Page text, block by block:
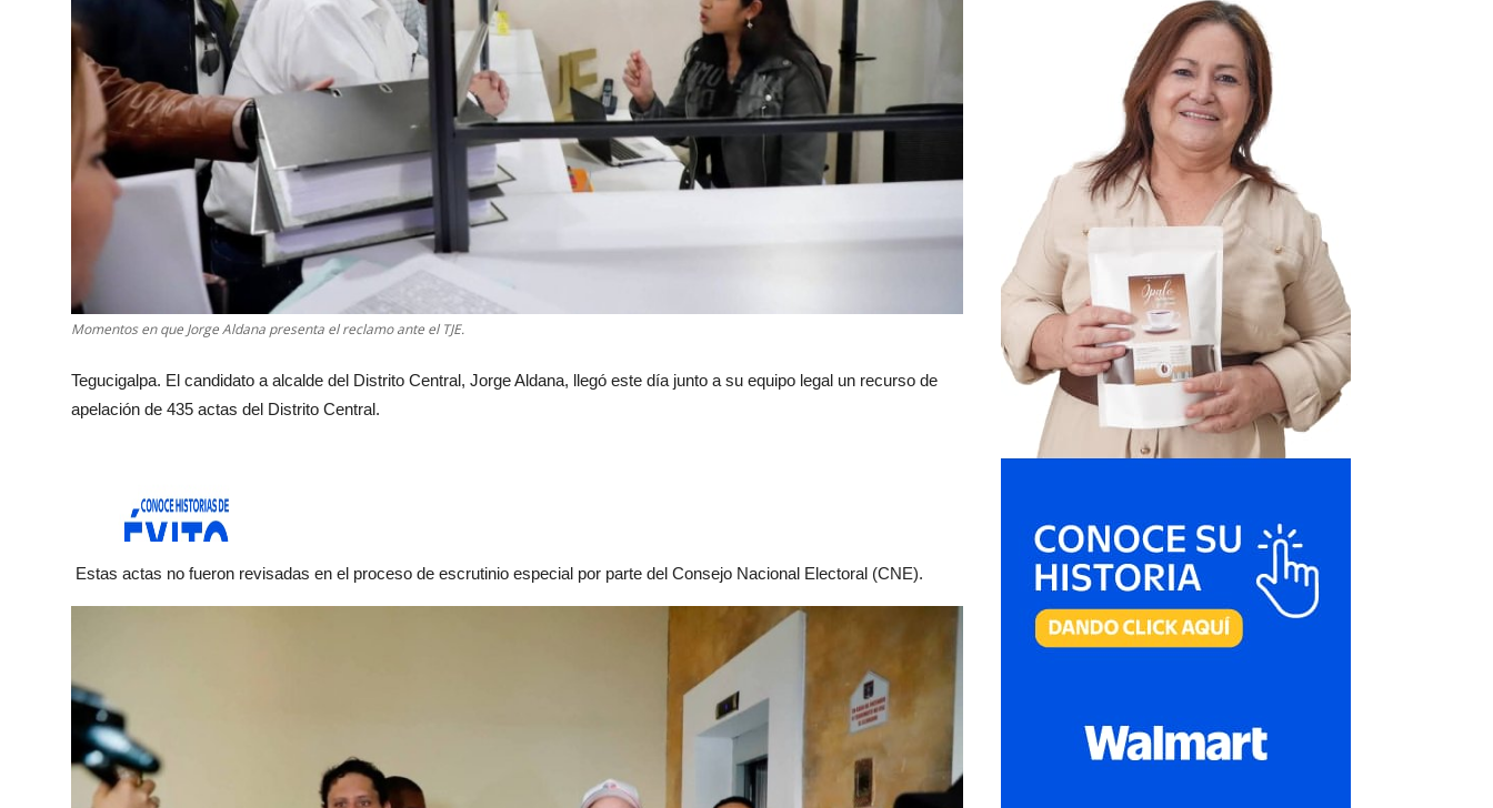
Momentos en que Jorge Aldana presenta el reclamo ante el TJE.
Tegucigalpa. El candidato a alcalde del Distrito Central, Jorge Aldana, llegó este día junto a su equipo legal un recurso de
apelación de 435 actas del Distrito Central.
Estas actas no fueron revisadas en el proceso de escrutinio especial por parte del Consejo Nacional Electoral (CNE).